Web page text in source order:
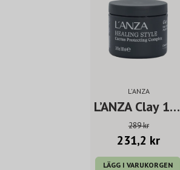
L'ANZA
L’ANZA Clay 100 ml
289 kr
231,2 kr
LÄGG I VARUKORGEN